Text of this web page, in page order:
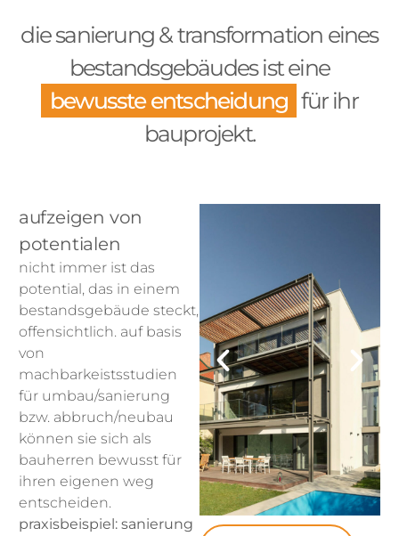
die sanierung & transformation eines
bestandsgebäudes ist eine
bewusste entscheidung für ihr
bauprojekt.
aufzeigen von
potentialen
nicht immer ist das
potential, das in einem
bestandsgebäude steckt,
offensichtlich. auf basis
von
machbarkeistsstudien
für umbau/sanierung
bzw. abbruch/neubau
können sie sich als
bauherren bewusst für
ihren eigenen weg
entscheiden.
praxisbeispiel: sanierung